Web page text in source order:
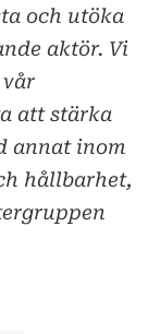
och utöka
aktör. Vi
att stärka
annat inom
hållbarhet,